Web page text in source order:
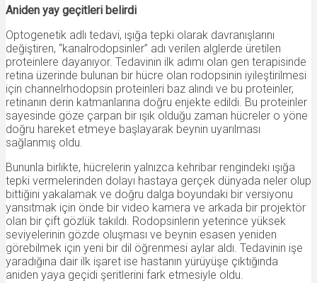
Aniden yay geçitleri belirdi
Optogenetik adlı tedavi, ışığa tepki olarak davranışlarını
değiştiren, “kanalrodopsinler” adı verilen alglerde üretilen
proteinlere dayanıyor. Tedavinin ilk adımı olan gen terapisinde
retina üzerinde bulunan bir hücre olan rodopsinin iyileştirilmesi
için channelrhodopsin proteinleri baz alındı ve bu proteinler,
retinanın derin katmanlarına doğru enjekte edildi. Bu proteinler
sayesinde göze çarpan bir ışık olduğu zaman hücreler o yöne
doğru hareket etmeye başlayarak beynin uyarılması
sağlanmış oldu.
Bununla birlikte, hücrelerin yalnızca kehribar rengindeki ışığa
tepki vermelerinden dolayı hastaya gerçek dünyada neler olup
bittiğini yakalamak ve doğru dalga boyundaki bir versiyonu
yansıtmak için önde bir video kamera ve arkada bir projektör
olan bir çift gözlük takıldı. Rodopsinlerin yeterince yüksek
seviyelerinin gözde oluşması ve beynin esasen yeniden
görebilmek için yeni bir dil öğrenmesi aylar aldı. Tedavinin işe
yaradığına dair ilk işaret ise hastanın yürüyüşe çıktığında
aniden yaya geçidi şeritlerini fark etmesiyle oldu.